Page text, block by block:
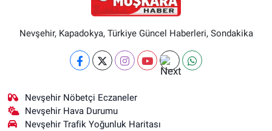
Nevşehir, Kapadokya, Türkiye Güncel Haberleri, Sondakika
Nevşehir Nöbetçi Eczaneler
Nevşehir Hava Durumu
Nevşehir Trafik Yoğunluk Haritası